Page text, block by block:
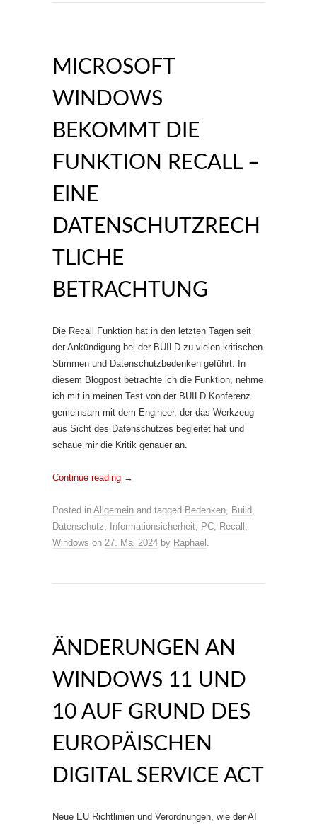
MICROSOFT
WINDOWS
BEKOMMT DIE
FUNKTION RECALL –
EINE
DATENSCHUTZRECH
TLICHE
BETRACHTUNG
Die Recall Funktion hat in den letzten Tagen seit
der Ankündigung bei der BUILD zu vielen kritischen
Stimmen und Datenschutzbedenken geführt. In
diesem Blogpost betrachte ich die Funktion, nehme
ich mit in meinen Test von der BUILD Konferenz
gemeinsam mit dem Engineer, der das Werkzeug
aus Sicht des Datenschutzes begleitet hat und
schaue mir die Kritik genauer an.
Continue reading →
Posted in Allgemein and tagged Bedenken, Build,
Datenschutz, Informationsicherheit, PC, Recall ,
Windows on 27. Mai 2024 by Raphael .
ÄNDERUNGEN AN
WINDOWS 11 UND
10 AUF GRUND DES
EUROPÄISCHEN
DIGITAL SERVICE ACT
Neue EU Richtlinien und Verordnungen, wie der AI